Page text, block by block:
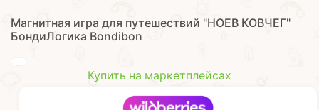
Магнитная игра для путешествий "НОЕВ КОВЧЕГ"
БондиЛогика Bondibon
Купить на маркетплейсах